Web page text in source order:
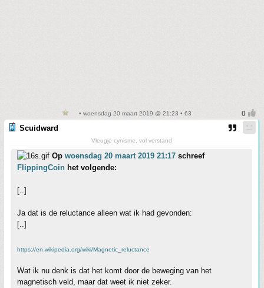
• woensdag 20 maart 2019 @ 21:23 • 63
Scuidward
Vleugje cynisme, vol verstand
Op woensdag 20 maart 2019 21:17 schreef
FlippingCoin het volgende:
[..]
Ja dat is de reluctance alleen wat ik had gevonden:
[..]
https://en.wikipedia.org/wiki/Magnetic_reluctance
Wat ik nu denk is dat het komt door de beweging van het
magnetisch veld, maar dat weet ik niet zeker.